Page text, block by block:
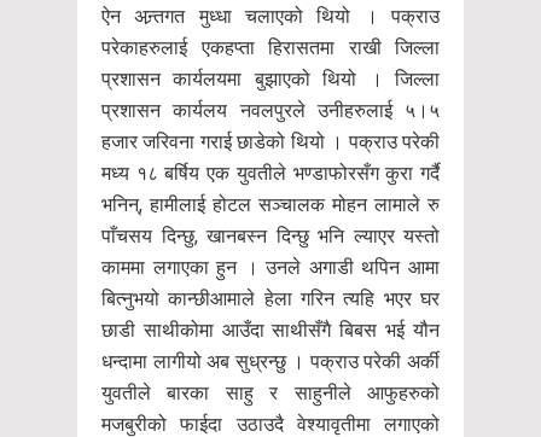
ऐन अन्र्तगत मुध्धा चलाएको थियो । पक्राउ
परेकाहरुलाई एकहप्ता हिरासतमा राखी जिल्ला
प्रशासन कार्यलयमा बुझाएको थियो । जिल्ला
प्रशासन कार्यलय नवलपुरले उनीहरुलाई ५।५
हजार जरिवना गराई छाडेको थियो । पक्राउ परेकी
मध्य १८ बर्षिय एक युवतीले भण्डाफोरसँग कुरा गर्दै
भनिन्, हामीलाई होटल सञ्चालक मोहन लामाले रु
पाँचसय दिन्छु, खानबस्न दिन्छु भनि ल्याएर यस्तो
काममा लगाएका हुन । उनले अगाडी थपिन आमा
बित्नुभयो कान्छीआमाले हेला गरिन त्यहि भएर घर
छाडी साथीकोमा आउँदा साथीसँगै बिबस भई यौन
धन्दामा लागीयो अब सुध्रन्छु । पक्राउ परेकी अर्की
युवतीले बारका साहु र साहुनीले आफुहरुको
मजबुरीको फाईदा उठाउदै वेश्यावृतीमा लगाएको